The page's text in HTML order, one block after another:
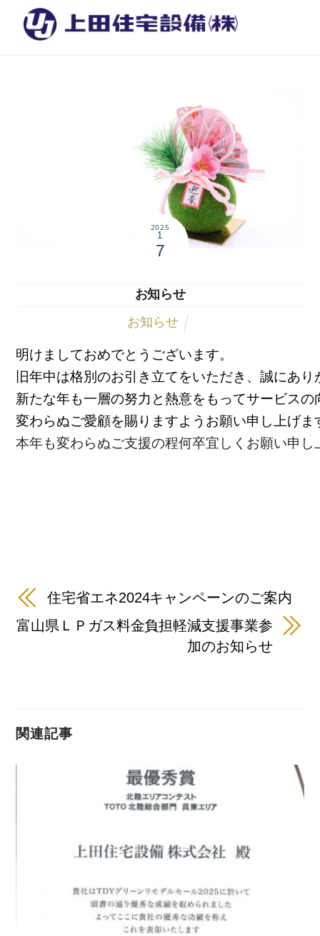
2025
1
7
お知らせ
お知らせ
変わらぬご愛顧を賜りますようお願い申し上げま
本年も変わらぬご支援の程何卒宜しくお願い申し
住宅省エネ2024キャンペーンのご案内
富山県ＬＰガス料金負担軽減支援事業参
加のお知らせ
関連記事